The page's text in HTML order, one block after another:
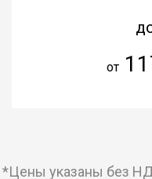
от
*Цены указаны без